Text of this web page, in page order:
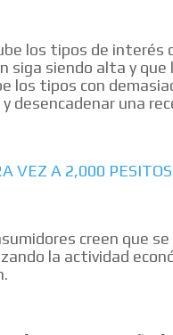
los tipos de
siga siendo alta y
los tipos con
desencadenar una
VEZ A 2,000 PESITOS
creen que
la actividad
MVE
MEDIUM